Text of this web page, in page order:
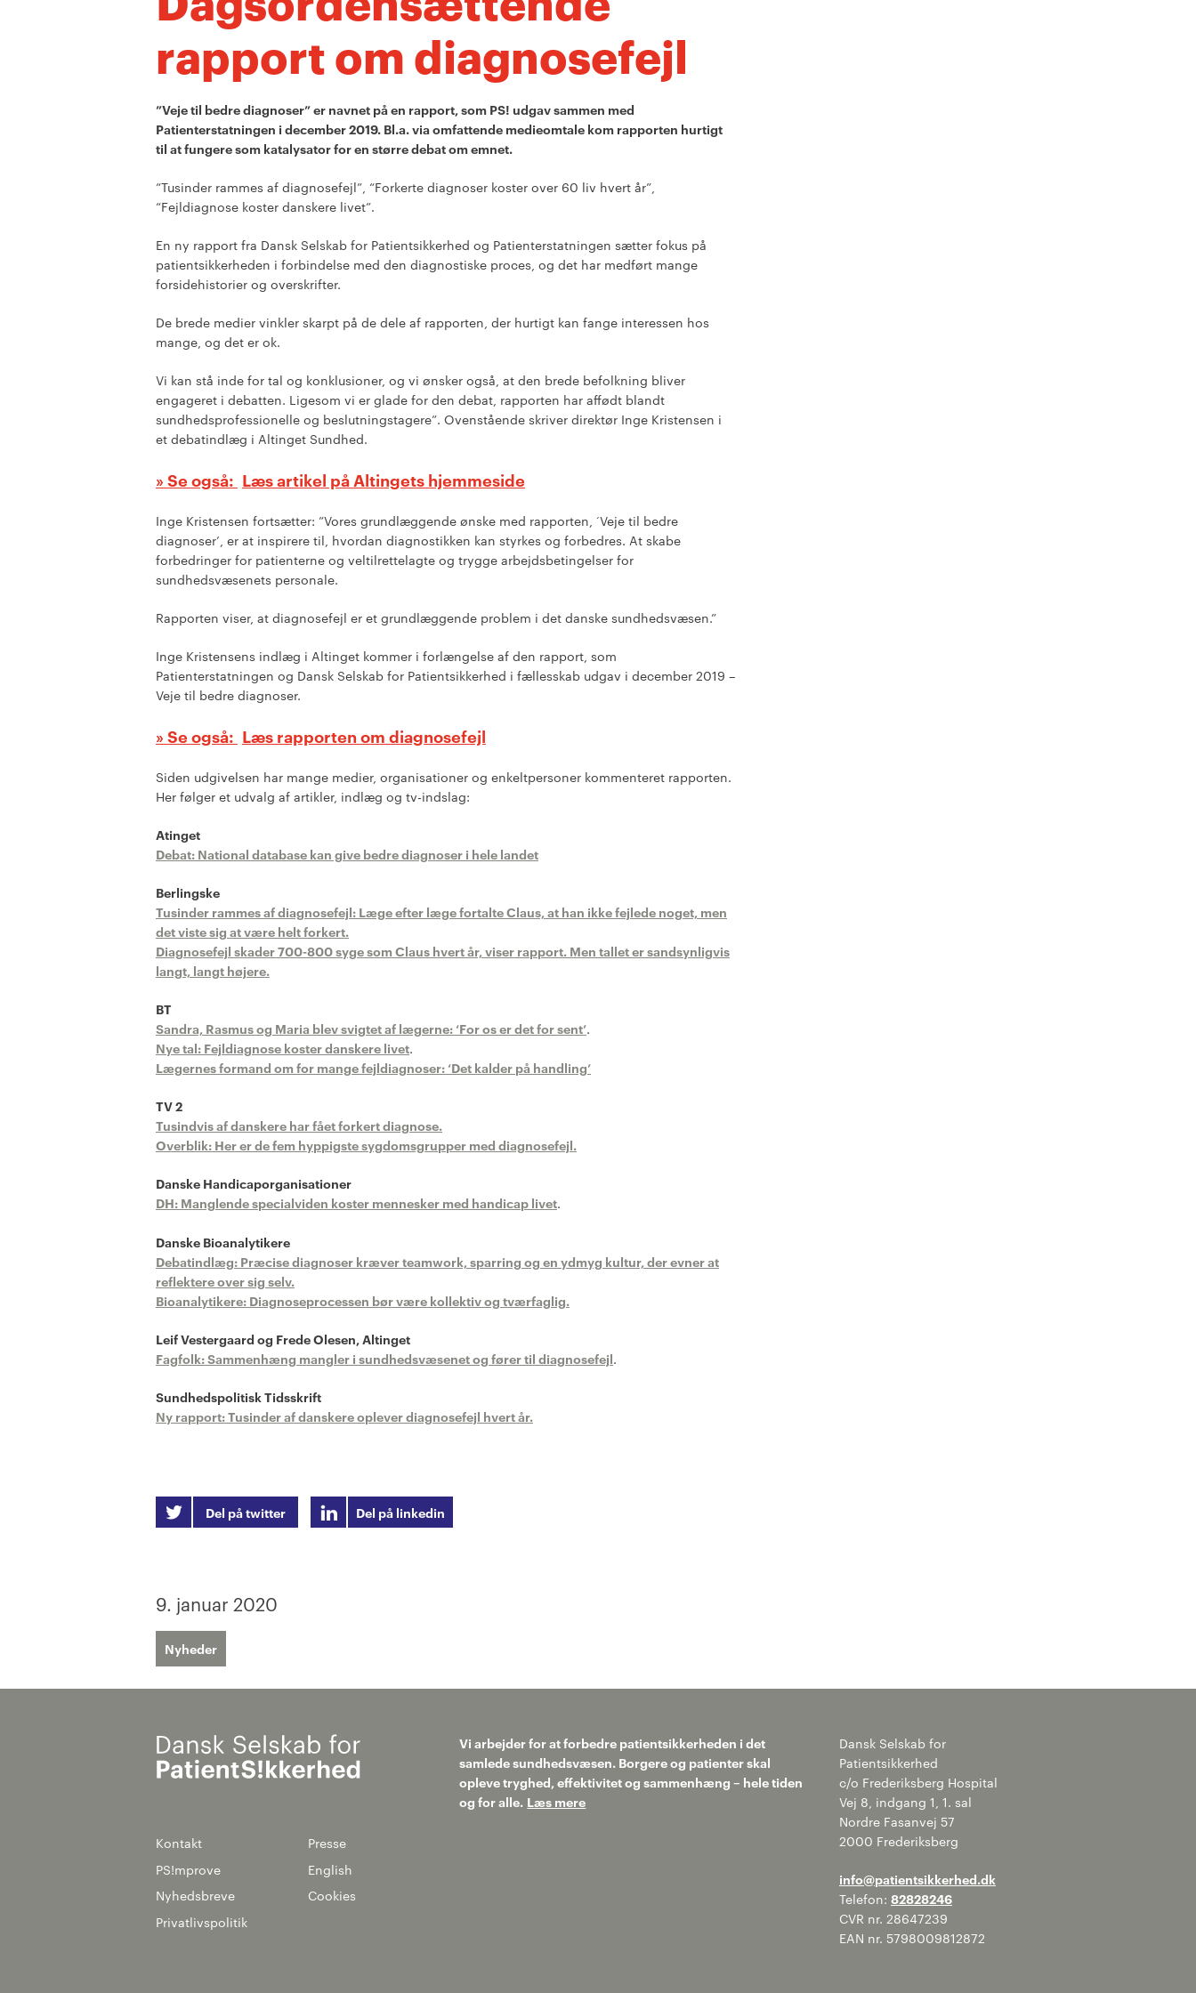
rapport om diagnosefejl
”Veje til bedre diagnoser” er navnet på en rapport, som PS! udgav sammen med
Patienterstatningen i december 2019. Bl.a. via omfattende medieomtale kom rapporten hurtigt
til at fungere som katalysator for en større debat om emnet.
“Tusinder rammes af diagnosefejl”, “Forkerte diagnoser koster over 60 liv hvert år”,
“Fejldiagnose koster danskere livet”.
En ny rapport fra Dansk Selskab for Patientsikkerhed og Patienterstatningen sætter fokus på
patientsikkerheden i forbindelse med den diagnostiske proces, og det har medført mange
forsidehistorier og overskrifter.
De brede medier vinkler skarpt på de dele af rapporten, der hurtigt kan fange interessen hos
mange, og det er ok.
Vi kan stå inde for tal og konklusioner, og vi ønsker også, at den brede befolkning bliver
engageret i debatten. Ligesom vi er glade for den debat, rapporten har affødt blandt
sundhedsprofessionelle og beslutningstagere”. Ovenstående skriver direktør Inge Kristensen i
et debatindlæg i Altinget Sundhed.
Læs artikel på Altingets hjemmeside
Inge Kristensen fortsætter: ”Vores grundlæggende ønske med rapporten, ‘Veje til bedre
diagnoser’, er at inspirere til, hvordan diagnostikken kan styrkes og forbedres. At skabe
forbedringer for patienterne og veltilrettelagte og trygge arbejdsbetingelser for
sundhedsvæsenets personale.
Rapporten viser, at diagnosefejl er et grundlæggende problem i det danske sundhedsvæsen.”
Inge Kristensens indlæg i Altinget kommer i forlængelse af den rapport, som
Patienterstatningen og Dansk Selskab for Patientsikkerhed i fællesskab udgav i december 2019 –
Veje til bedre diagnoser.
Læs rapporten om diagnosefejl
Siden udgivelsen har mange medier, organisationer og enkeltpersoner kommenteret rapporten.
Her følger et udvalg af artikler, indlæg og tv-indslag:
Atinget
Debat: National database kan give bedre diagnoser i hele landet
Berlingske
Tusinder rammes af diagnosefejl: Læge efter læge fortalte Claus, at han ikke fejlede noget, men
det viste sig at være helt forkert.
Diagnosefejl skader 700-800 syge som Claus hvert år, viser rapport. Men tallet er sandsynligvis
langt, langt højere.
BT
Sandra, Rasmus og Maria blev svigtet af lægerne: ‘For os er det for sent’.
Nye tal: Fejldiagnose koster danskere livet.
Lægernes formand om for mange fejldiagnoser: ‘Det kalder på handling’
TV 2
Tusindvis af danskere har fået forkert diagnose.
Overblik: Her er de fem hyppigste sygdomsgrupper med diagnosefejl.
Danske Handicaporganisationer
DH: Manglende specialviden koster mennesker med handicap livet.
Danske Bioanalytikere
Debatindlæg: Præcise diagnoser kræver teamwork, sparring og en ydmyg kultur, der evner at
reflektere over sig selv.
Bioanalytikere: Diagnoseprocessen bør være kollektiv og tværfaglig.
Leif Vestergaard og Frede Olesen, Altinget
Fagfolk: Sammenhæng mangler i sund­hedsvæsenet og fører til diagnosefejl.
Sundhedspolitisk Tidsskrift
Ny rapport: Tusinder af danskere oplever diagnosefejl hvert år.
Del på twitter Del på linkedin
9. januar 2020
Nyheder
Kontakt
Presse
PS!mprove
English
Nyhedsbreve
Cookies
Privatlivspolitik
Vi arbejder for at forbedre patientsikkerheden i det
samlede sundhedsvæsen. Borgere og patienter skal
opleve tryghed, effektivitet og sammenhæng – hele tiden
og for alle. Læs mere
Dansk Selskab for
Patientsikkerhed
c/o Frederiksberg Hospital
Vej 8, indgang 1, 1. sal
Nordre Fasanvej 57
2000 Frederiksberg
info@patientsikkerhed.dk
Telefon: 82828246
CVR nr. 28647239
EAN nr. 5798009812872